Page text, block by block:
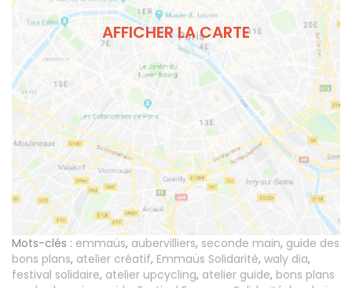
AFFICHER LA CARTE
Mots-clés : emmaüs, aubervilliers, seconde main, guide des
bons plans, atelier créatif, Emmaüs Solidarité, waly dia,
festival solidaire, atelier upcycling, atelier guide, bons plans